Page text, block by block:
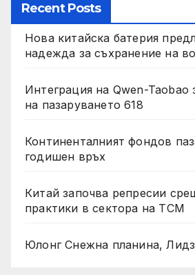
Recent Posts
Нова китайска батерия
надежда за съхранение на
Интеграция на Qwen-Taobao
на пазаруването 618
Континенталният фондов
годишен връх
Китай започва репресии
практики в сектора на TCM
Юлонг Снежна планина,